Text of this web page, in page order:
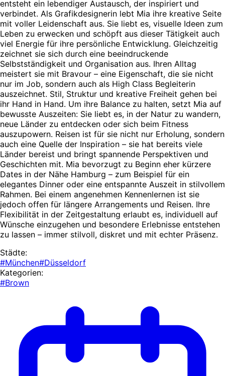
entsteht ein lebendiger Austausch, der inspiriert und
verbindet. Als Grafikdesignerin lebt Mia ihre kreative Seite
mit voller Leidenschaft aus. Sie liebt es, visuelle Ideen zum
Leben zu erwecken und schöpft aus dieser Tätigkeit auch
viel Energie für ihre persönliche Entwicklung. Gleichzeitig
zeichnet sie sich durch eine beeindruckende
Selbstständigkeit und Organisation aus. Ihren Alltag
meistert sie mit Bravour – eine Eigenschaft, die sie nicht
nur im Job, sondern auch als High Class Begleiterin
auszeichnet. Stil, Struktur und kreative Freiheit gehen bei
ihr Hand in Hand. Um ihre Balance zu halten, setzt Mia auf
bewusste Auszeiten: Sie liebt es, in der Natur zu wandern,
neue Länder zu entdecken oder sich beim Fitness
auszupowern. Reisen ist für sie nicht nur Erholung, sondern
auch eine Quelle der Inspiration – sie hat bereits viele
Länder bereist und bringt spannende Perspektiven und
Geschichten mit. Mia bevorzugt zu Beginn eher kürzere
Dates in der Nähe Hamburg – zum Beispiel für ein
elegantes Dinner oder eine entspannte Auszeit in stilvollem
Rahmen. Bei einem angenehmen Kennenlernen ist sie
jedoch offen für längere Arrangements und Reisen. Ihre
Flexibilität in der Zeitgestaltung erlaubt es, individuell auf
Wünsche einzugehen und besondere Erlebnisse entstehen
zu lassen – immer stilvoll, diskret und mit echter Präsenz.
Städte:
#München#Düsseldorf
Kategorien:
#Brown